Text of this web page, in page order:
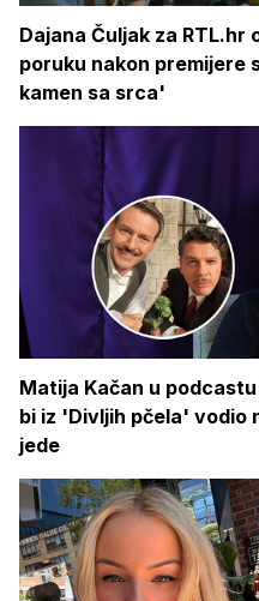
Dajana Čuljak za
poruku nakon premijere
kamen sa srca'
Matija Kačan u
bi iz 'Divljih pčela' vodio
jede